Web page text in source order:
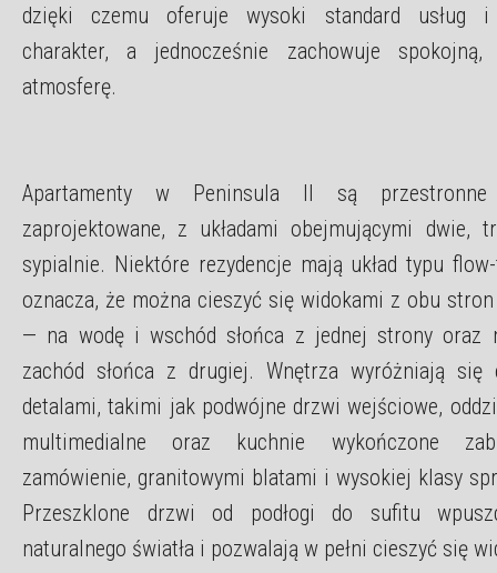
dzięki czemu oferuje wysoki standard usług i
charakter, a jednocześnie zachowuje spokojną,
atmosferę.
Apartamenty w Peninsula II są
zaprojektowane, z układami obejmującymi dwie,
sypialnie. Niektóre rezydencje mają układ typu
oznacza, że można cieszyć się widokami z obu
— na wodę i wschód słońca z jednej strony oraz
zachód słońca z drugiej. Wnętrza wyróżniają się
detalami, takimi jak podwójne drzwi wejściowe,
multimedialne oraz kuchnie wykończone
zamówienie, granitowymi blatami i wysokiej klasy
Przeszklone drzwi od podłogi do sufitu
naturalnego światła i pozwalają w pełni cieszyć się